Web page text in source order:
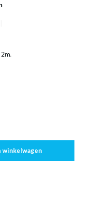
winkelwagen